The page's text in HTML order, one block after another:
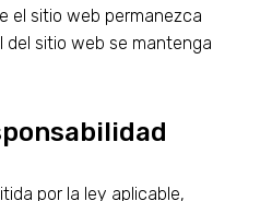
el sitio web permanezca
del sitio web se mantenga
por la ley aplicable,